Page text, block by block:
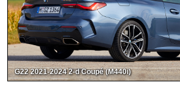
G22 2021-2024 2-d Coupé (M440i)